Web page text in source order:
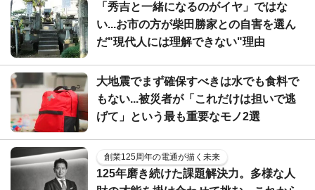
「秀吉と一緒になるのがイヤ」ではな
い...お市の方が柴田勝家との自害を選ん
だ"現代人には理解できない"理由
大地震でまず確保すべきは水でも食料で
もない...被災者が「これだけは担いで逃
げて」という最も重要なモノ2選
創業125周年の電通が描く未来
125年磨き続けた課題解決力。多様な人